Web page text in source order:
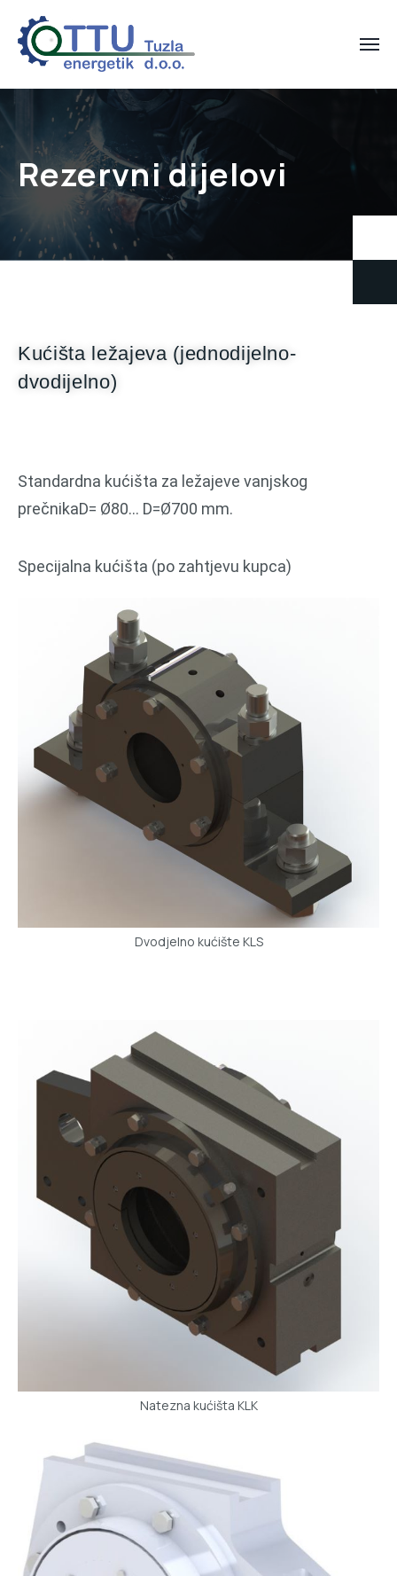
Rezervni dijelovi
Kućišta ležajeva (jednodijelno-
dvodijelno)
Standardna kućišta za ležajeve vanjskog
prečnikaD= Ø80… D=Ø700 mm.
Specijalna kućišta (po zahtjevu kupca)
Dvodjelno kućište KLS
Natezna kućišta KLK